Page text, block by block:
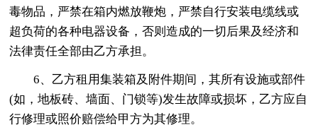
毒物品，严禁在箱内燃放鞭炮，严禁自行安装电缆线或
超负荷的各种电器设备，否则造成的一切后果及经济和
法律责任全部由乙方承担。
6、乙方租用集装箱及附件期间，其所有设施或部件
(如，地板砖、墙面、门锁等)发生故障或损坏，乙方应自
行修理或照价赔偿给甲方为其修理。